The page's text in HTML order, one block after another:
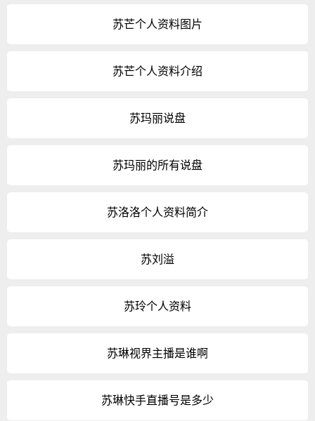
苏芒个人资料图片
苏芒个人资料介绍
苏玛丽说盘
苏玛丽的所有说盘
苏洛洛个人资料简介
苏刘溢
苏玲个人资料
苏琳视界主播是谁啊
苏琳快手直播号是多少